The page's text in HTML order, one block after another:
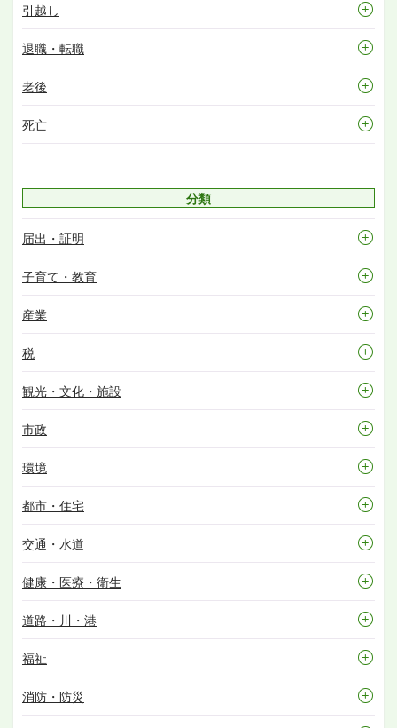
引越し
退職・転職
老後
死亡
分類
届出・証明
子育て・教育
産業
税
観光・文化・施設
市政
環境
都市・住宅
交通・水道
健康・医療・衛生
道路・川・港
福祉
消防・防災